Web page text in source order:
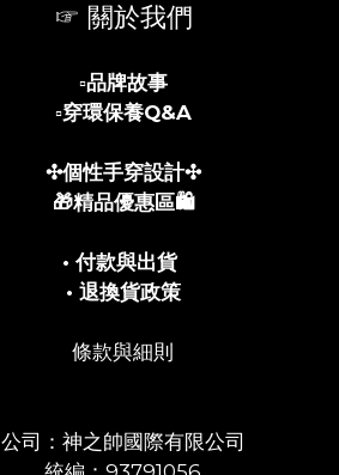
☞ 關於我們
▫️品牌故事
▫️穿環保養Q&A
✣個性手穿設計✣
🎁精品優惠區🛍️
• 付款與出貨
• 退換貨政策
條款與細則
公司：神之帥國際有限公司